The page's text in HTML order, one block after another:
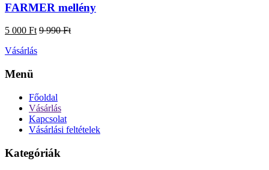
FARMER mellény
5 000 Ft 9 990 Ft
Vásárlás
Menü
Főoldal
Vásárlás
Kapcsolat
Vásárlási feltételek
Kategóriák